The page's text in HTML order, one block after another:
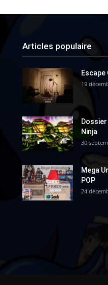
Articles populaire
Escape
19
Ninja
30
Mega
POP
24